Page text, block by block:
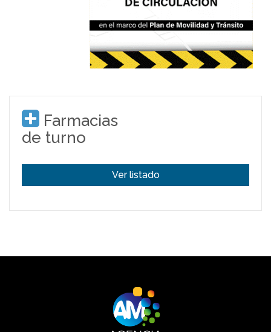
Farmacias
de turno
Ver listado